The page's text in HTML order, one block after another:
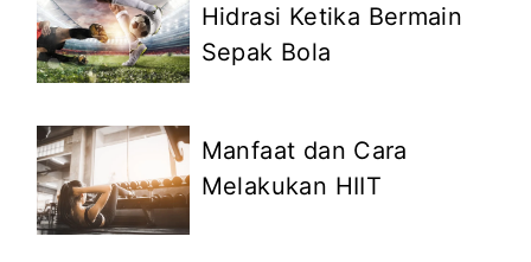
Hidrasi Ketika Bermain
Sepak Bola
Manfaat dan Cara
Melakukan HIIT